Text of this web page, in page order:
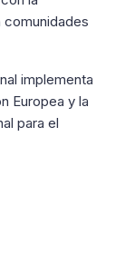
implementa
Europea y la
para el